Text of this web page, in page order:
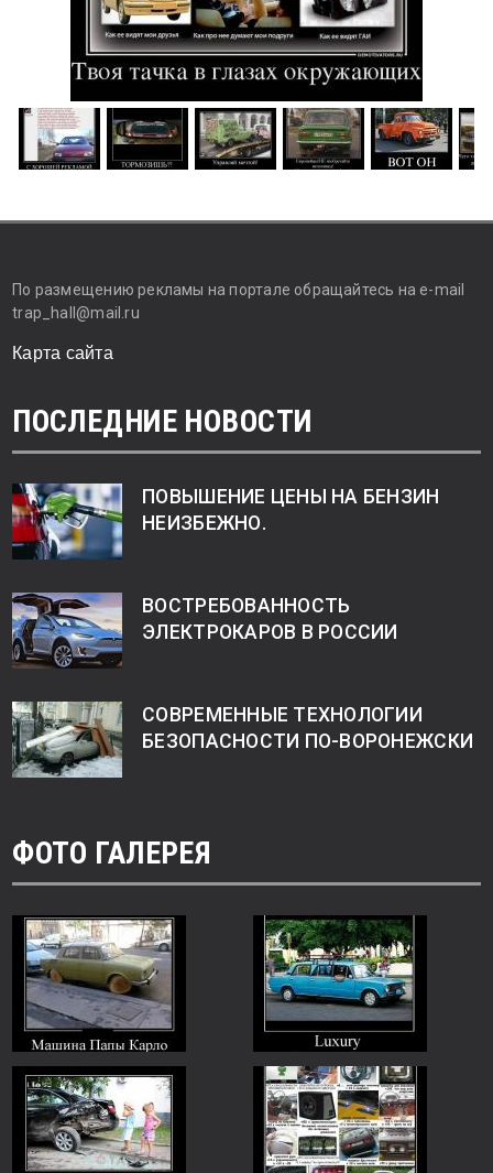
По размещению рекламы на портале обращайтесь на e-mail
trap_hall@mail.ru
Карта сайта
ПОСЛЕДНИЕ НОВОСТИ
ПОВЫШЕНИЕ ЦЕНЫ НА БЕНЗИН
НЕИЗБЕЖНО.
ВОСТРЕБОВАННОСТЬ
ЭЛЕКТРОКАРОВ В РОССИИ
СОВРЕМЕННЫЕ ТЕХНОЛОГИИ
БЕЗОПАСНОСТИ ПО-ВОРОНЕЖСКИ
ФОТО ГАЛЕРЕЯ